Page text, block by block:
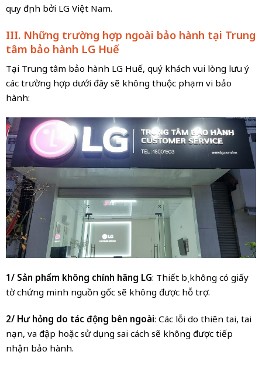
quy định bởi LG Việt Nam.
III. Những trường hợp ngoài bảo hành tại Trung
tâm bảo hành LG Huế
Tại Trung tâm bảo hành LG Huế, quý khách vui lòng lưu ý
các trường hợp dưới đây sẽ không thuộc phạm vi bảo
hành:
1/ Sản phẩm không chính hãng LG: Thiết bị không có giấy
tờ chứng minh nguồn gốc sẽ không được hỗ trợ.
2/ Hư hỏng do tác động bên ngoài: Các lỗi do thiên tai, tai
nạn, va đập hoặc sử dụng sai cách sẽ không được tiếp
nhận bảo hành.